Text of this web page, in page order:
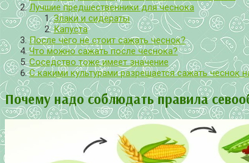
Лучшие предшественники для чеснока
Злаки и сидераты
Капуста
После чего не стоит сажать чеснок?
Что можно сажать после чеснока?
Соседство тоже имеет значение
С какими культурами разрешается сажать чеснок
Почему надо соблюдать правила